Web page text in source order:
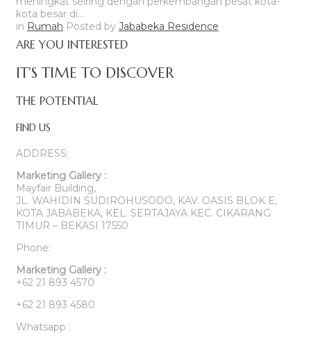
kota besar di…
in Rumah Posted by Jababeka Residence
ARE YOU INTERESTED
IT'S TIME TO DISCOVER
THE POTENTIAL
FIND US
ADDRESS:
Marketing Gallery :
Mayfair Building,
JL. WAHIDIN SUDIROHUSODO, KAV. OASIS BLOK E,
KOTA JABABEKA, KEL. SERTAJAYA KEC. CIKARANG
TIMUR – BEKASI 17550
Phone:
Marketing Gallery :
+62 21 893 4570
+62 21 893 4580
Whatsapp :